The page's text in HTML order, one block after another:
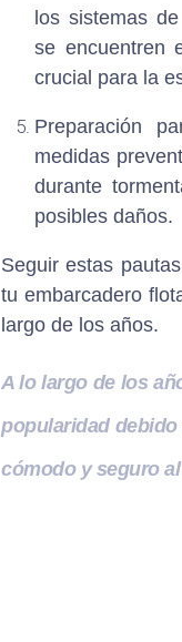
los sistemas
se encuentren
crucial para la
Preparación
medidas
durante
posibles daños.
Seguir estas
tu embarcadero
largo de los años.
A lo largo de los
popularidad
cómodo y seguro